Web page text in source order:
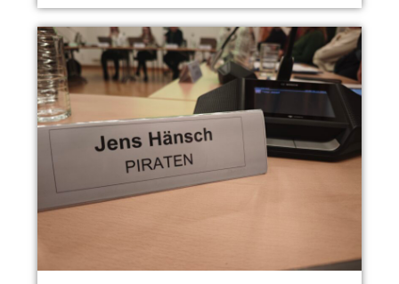
E
T
O
T
R
A
T
T